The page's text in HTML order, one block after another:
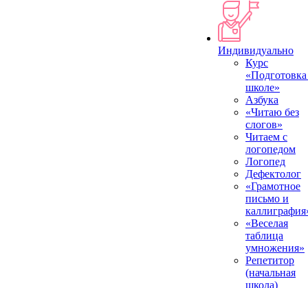
Индивидуально
Курс
школе»
Азбука
«Читаю без
слогов»
Читаем с
логопедом
Логопед
Дефектолог
«Грамотное
письмо и
«Веселая
таблица
умножения»
Репетитор
(начальная
школа)